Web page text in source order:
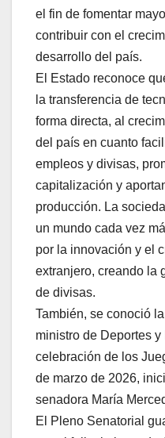
el fin de fomentar
contribuir con el
desarrollo del país.
El Estado reconoce
la transferencia de
forma directa, al
del país en cuanto
empleos y divisas,
capitalización y
producción. La
un mundo cada vez
por la innovación y el
extranjero, creando la
de divisas.
También, se conoció
ministro de Deportes
celebración de los
de marzo de 2026,
senadora María
El Pleno Senatorial